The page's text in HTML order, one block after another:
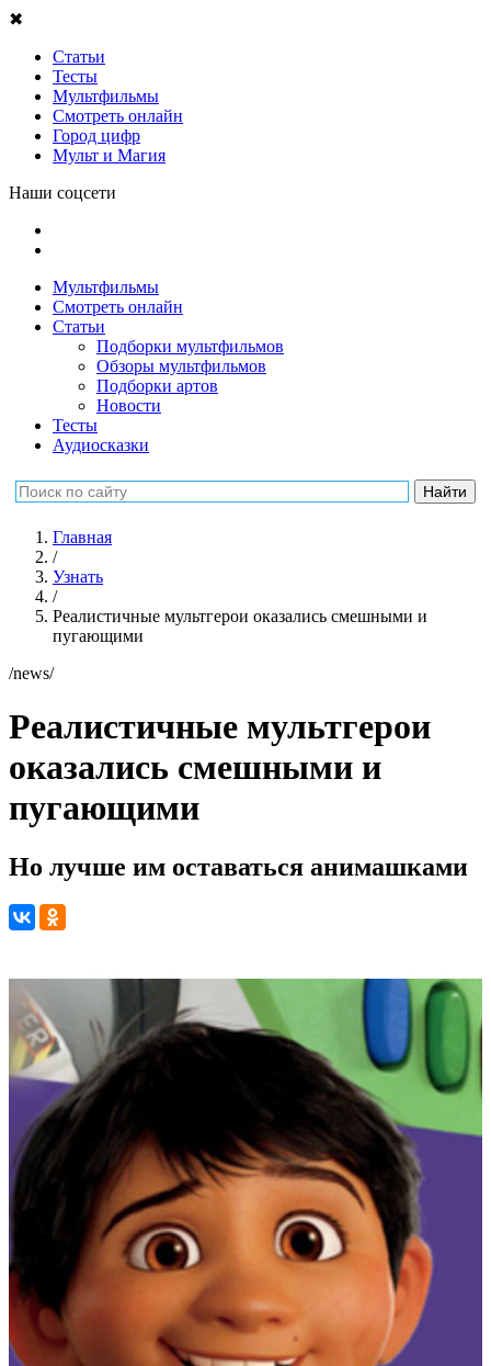
✖
Статьи
Тесты
Мультфильмы
Смотреть онлайн
Город цифр
Мульт и Магия
Наши соцсети
Мультфильмы
Смотреть онлайн
Статьи
Подборки мультфильмов
Обзоры мультфильмов
Подборки артов
Новости
Тесты
Аудиосказки
Главная
/
Узнать
/
Реалистичные мультгерои оказались смешными и
пугающими
/news/
Реалистичные мультгерои
оказались смешными и
пугающими
Но лучше им оставаться анимашками